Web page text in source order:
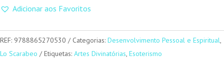
-
para
Tarot
Adicionar aos Favoritos
REF: 9788865270530 Categorias: Desenvolvimento Pessoal e Espiritual,
Lo Scarabeo
Etiquetas: Artes Divinatórias, Esoterismo